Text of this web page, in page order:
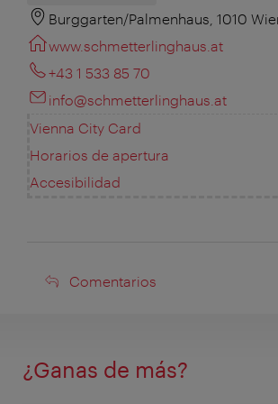
Burggarten/Palmenhaus, 1010
www.schmetterlinghaus.at
+43 1 533 85 70
info@schmetterlinghaus.at
Vienna City Card
Horarios de apertura
Accesibilidad
Comentarios
Comentarios
¿Ganas de más?